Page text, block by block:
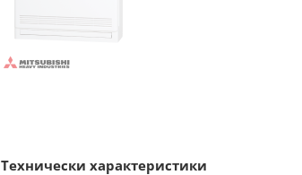
Технически характеристики